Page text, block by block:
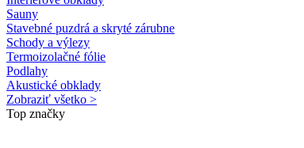
Sauny
Stavebné puzdrá a skryté zárubne
Schody a výlezy
Termoizolačné fólie
Podlahy
Akustické obklady
Zobraziť všetko >
Top značky